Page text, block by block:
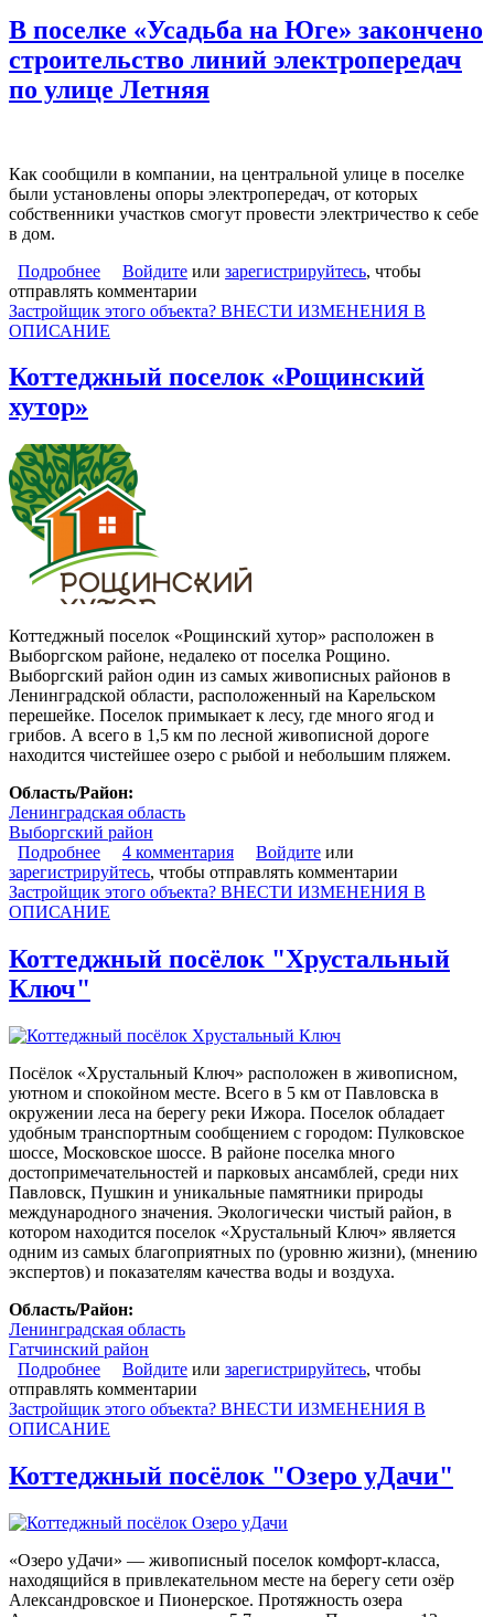
В поселке «Усадьба на Юге» закончено
строительство линий электропередач
по улице Летняя
Как сообщили в компании, на центральной улице в поселке
были установлены опоры электропередач, от которых
собственники участков смогут провести электричество к себе
в дом.
Подробнее о В поселке «Усадьба на Юге» закончено
строительство линий электропередач по улице
Летняя
Войдите или зарегистрируйтесь, чтобы
отправлять комментарии
Застройщик этого объекта? ВНЕСТИ ИЗМЕНЕНИЯ В
ОПИСАНИЕ
Коттеджный поселок «Рощинский
хутор»
Коттеджный поселок «Рощинский хутор» расположен в
Выборгском районе, недалеко от поселка Рощино.
Выборгский район один из самых живописных районов в
Ленинградской области, расположенный на Карельском
перешейке. Поселок примыкает к лесу, где много ягод и
грибов. А всего в 1,5 км по лесной живописной дороге
находится чистейшее озеро с рыбой и небольшим пляжем.
Область/Район:
Ленинградская область
Выборгский район
Подробнее о Коттеджный поселок «Рощинский хутор»
4 комментария Войдите или
зарегистрируйтесь, чтобы отправлять комментарии
Застройщик этого объекта? ВНЕСТИ ИЗМЕНЕНИЯ В
ОПИСАНИЕ
Коттеджный посёлок "Хрустальный
Ключ"
Посёлок «Хрустальный Ключ» расположен в живописном,
уютном и спокойном месте. Всего в 5 км от Павловска в
окружении леса на берегу реки Ижора. Поселок обладает
удобным транспортным сообщением с городом: Пулковское
шоссе, Московское шоссе. В районе поселка много
достопримечательностей и парковых ансамблей, среди них
Павловск, Пушкин и уникальные памятники природы
международного значения. Экологически чистый район, в
котором находится поселок «Хрустальный Ключ» является
одним из самых благоприятных по (уровню жизни), (мнению
экспертов) и показателям качества воды и воздуха.
Область/Район:
Ленинградская область
Гатчинский район
Подробнее о Коттеджный посёлок "Хрустальный Ключ"
Войдите или зарегистрируйтесь, чтобы
отправлять комментарии
Застройщик этого объекта? ВНЕСТИ ИЗМЕНЕНИЯ В
ОПИСАНИЕ
Коттеджный посёлок "Озеро уДачи"
«Озеро уДачи» — живописный поселок комфорт-класса,
находящийся в привлекательном месте на берегу сети озёр
Александровское и Пионерское. Протяжность озера